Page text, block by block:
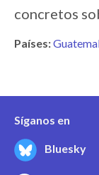
concretos
Países:
Síganos en
Bluesky